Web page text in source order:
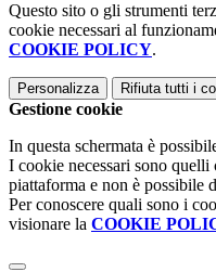
Questo sito o gli strumenti
cookie necessari al
COOKIE POLICY.
Personalizza Rifiuta tutti i
Gestione cookie
In questa schermata è
I cookie necessari sono
piattaforma e non è possibile
Per conoscere quali sono i
visionare la COOKIE